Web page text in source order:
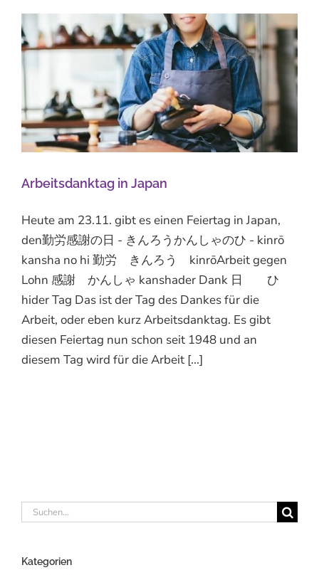
Arbeitsdanktag in Japan
Heute am 23.11. gibt es einen Feiertag in Japan,
den勤労感謝の日 - きんろうかんしゃのひ - kinrō
kansha no hi 勤労 きんろう kinrōArbeit gegen
Lohn 感謝 かんしゃ kanshader Dank 日 ひ
hider Tag Das ist der Tag des Dankes für die
Arbeit, oder eben kurz Arbeitsdanktag. Es gibt
diesen Feiertag nun schon seit 1948 und an
diesem Tag wird für die Arbeit [...]
Suche
Kategorien